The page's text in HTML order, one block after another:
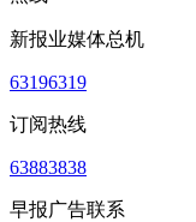
新报业媒体总机
63196319
订阅热线
63883838
早报广告联系